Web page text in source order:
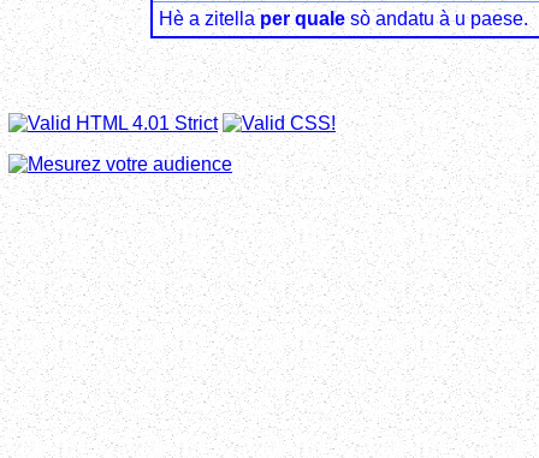
Hè a zitellaper qualesò andatu à u paese.